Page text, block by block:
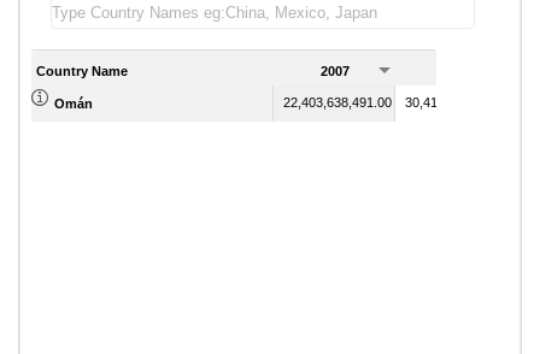
Country Name 2007
Omán 22,403,638,491.00 30,414,195,350.00